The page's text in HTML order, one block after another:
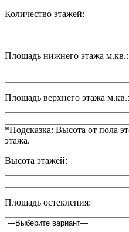
Количество этажей:
Площадь нижнего этажа м.кв.:
Площадь верхнего этажа м.кв.:
*Подсказка: Высота от пола
этажа.
Высота этажей:
Площадь остекления: